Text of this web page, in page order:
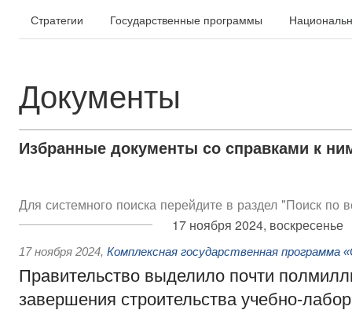
Стратегии Государственные программы
Документы
Избранные документы со справками к
Для системного поиска перейдите в раздел "Поиск по
17 ноября 2024, воскресенье
17 ноября 2024, Комплексная государственная
Правительство выделило почти
завершения строительства учебно-